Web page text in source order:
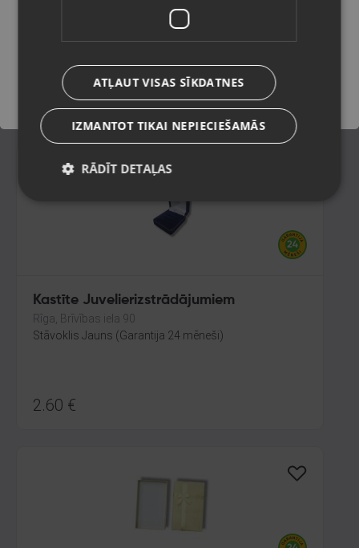
Stāvoklis Jauns (Garantija 24 mēneši)
€
Kastīte Juvelierizstrādājumiem
Rīga, Brīvības iela 90
Stāvoklis Jauns (Garantija 24 mēneši)
2.60 €
Saglabāt
ATĻAUT VISAS SĪKDATNES
IZMANTOT TIKAI NEPIECIEŠAMĀS
RĀDĪT DETAĻAS